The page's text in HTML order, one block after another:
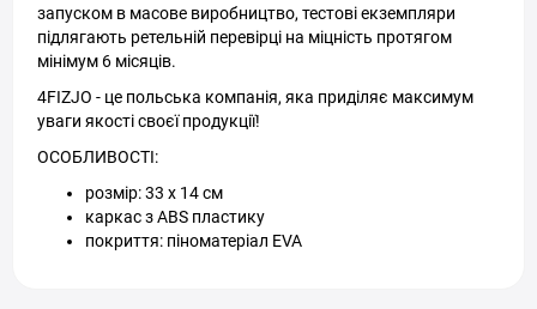
запуском в масове виробництво, тестові екземпляри
підлягають ретельній перевірці на міцність протягом
мінімум 6 місяців.
4FIZJO - це польська компанія, яка приділяє максимум
уваги якості своєї продукції!
ОСОБЛИВОСТІ:
розмір: 33 x 14 см
каркас з ABS пластику
покриття: піноматеріал EVA